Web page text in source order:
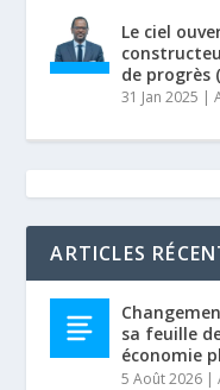
Le ciel
de progrès
31 Jan 2025 |
ARTICLES
sa feuille
économie
5 Août 2026 |